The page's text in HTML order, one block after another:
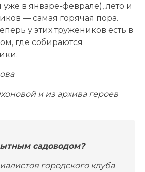
уже в январе-феврале), лето и
— самая горячая пора.
у этих тружеников есть в
где собираются
и из архива героев
садоводом?
городского клуба